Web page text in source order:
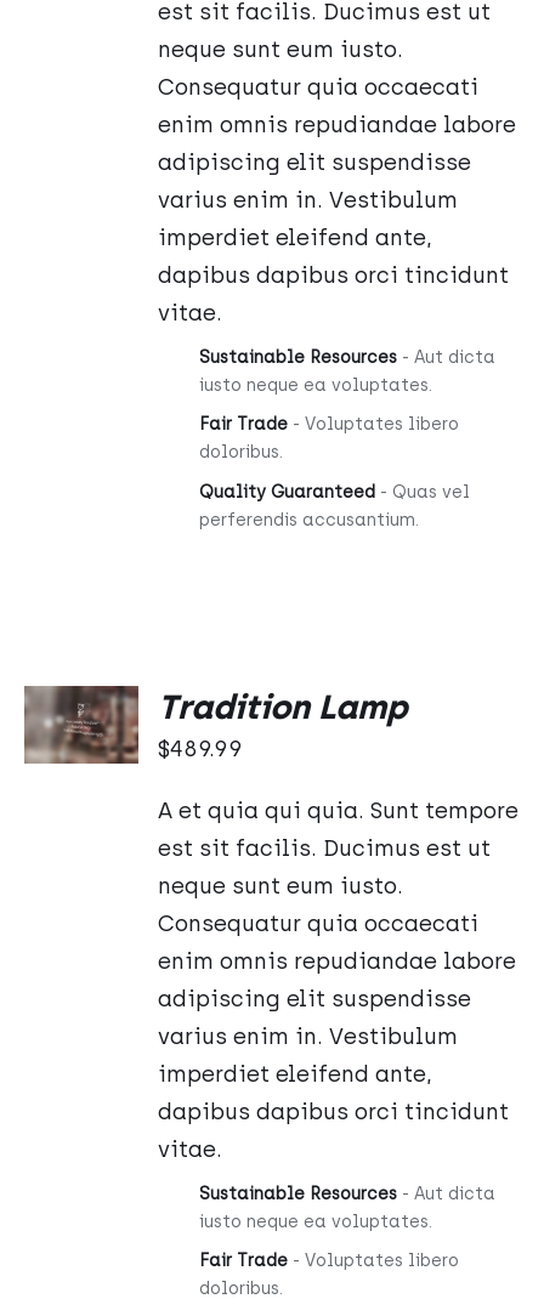
est sit facilis. Ducimus est ut
neque sunt eum iusto.
Consequatur quia occaecati
enim omnis repudiandae labore
adipiscing elit suspendisse
varius enim in. Vestibulum
imperdiet eleifend ante,
dapibus dapibus orci tincidunt
vitae.
Sustainable Resources- Aut dicta
iusto neque ea voluptates.
Fair Trade- Voluptates libero
doloribus.
Quality Guaranteed - Quas vel
perferendis accusantium.
DO
KOSZYKA
/
Tradition Lamp
$489.99
A et quia qui quia. Sunt tempore
est sit facilis. Ducimus est ut
neque sunt eum iusto.
Consequatur quia occaecati
enim omnis repudiandae labore
adipiscing elit suspendisse
varius enim in. Vestibulum
imperdiet eleifend ante,
dapibus dapibus orci tincidunt
vitae.
Sustainable Resources- Aut dicta
iusto neque ea voluptates.
Fair Trade- Voluptates libero
doloribus.